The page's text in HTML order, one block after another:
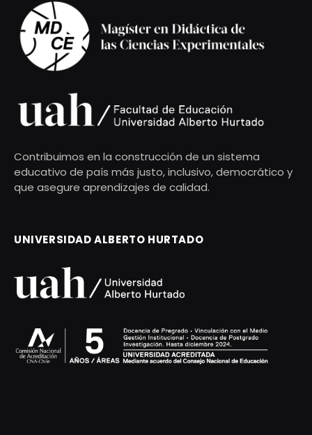
Contribuimos en la construcción de un sistema
educativo de país más justo, inclusivo, democrático y
que asegure aprendizajes de calidad.
UNIVERSIDAD ALBERTO HURTADO